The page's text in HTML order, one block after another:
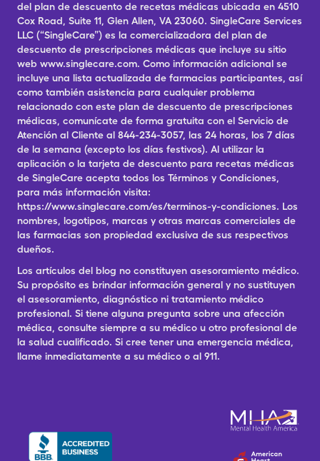
del plan de descuento de recetas médicas ubicada en 4510
Cox Road, Suite 11, Glen Allen, VA 23060. SingleCare Services
LLC (“SingleCare”) es la comercializadora del plan de
descuento de prescripciones médicas que incluye su sitio
web www.singlecare.com. Como información adicional se
incluye una lista actualizada de farmacias participantes, así
como también asistencia para cualquier problema
relacionado con este plan de descuento de prescripciones
médicas, comunícate de forma gratuita con el Servicio de
Atención al Cliente al 844-234-3057, las 24 horas, los 7 días
de la semana (excepto los días festivos). Al utilizar la
aplicación o la tarjeta de descuento para recetas médicas
de SingleCare acepta todos los Términos y Condiciones,
para más información visita:
https://www.singlecare.com/es/terminos-y-condiciones. Los
nombres, logotipos, marcas y otras marcas comerciales de
las farmacias son propiedad exclusiva de sus respectivos
dueños.
Los artículos del blog no constituyen asesoramiento médico.
Su propósito es brindar información general y no sustituyen
el asesoramiento, diagnóstico ni tratamiento médico
profesional. Si tiene alguna pregunta sobre una afección
médica, consulte siempre a su médico u otro profesional de
la salud cualificado. Si cree tener una emergencia médica,
llame inmediatamente a su médico o al 911.